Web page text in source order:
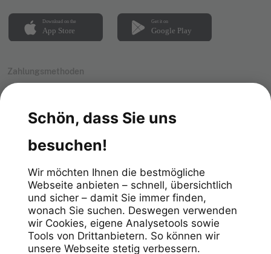
Zahlungsmethoden
Impressum
Datenschutz
Allgemeine Geschäftsbedingungen